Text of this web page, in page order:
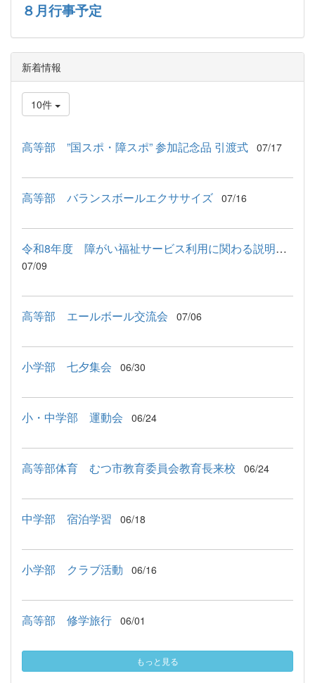
８月行事予定
新着情報
10件
高等部 ”国スポ・障スポ” 参加記念品 引渡式 07/17
高等部 バランスボールエクササイズ 07/16
令和8年度 障がい福祉サービス利用に関わる説明会が行われました
07/09
高等部 エールボール交流会 07/06
小学部 七夕集会 06/30
小・中学部 運動会 06/24
高等部体育 むつ市教育委員会教育長来校 06/24
中学部 宿泊学習 06/18
小学部 クラブ活動 06/16
高等部 修学旅行 06/01
もっと見る